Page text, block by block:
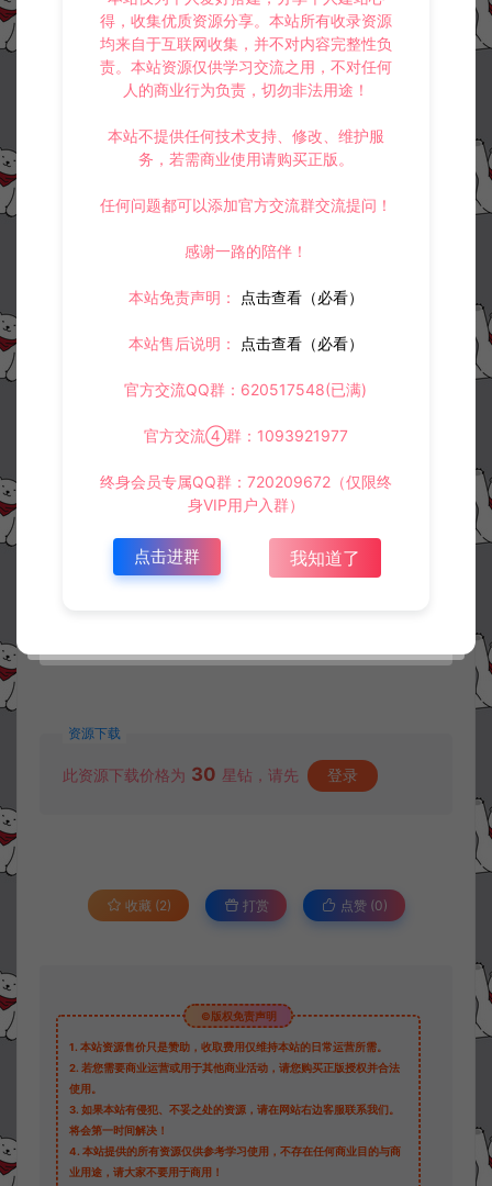
资源下载
此资源下载价格为 30 星钻，请先 登录
收藏 (2) 打赏 点赞 (0)
©版权免责声明
1. 本站资源售价只是赞助，收取费用仅维持本站的日常运营所需。
2. 若您需要商业运营或用于其他商业活动，请您购买正版授权并合法
使用。
3. 如果本站有侵犯、不妥之处的资源，请在网站右边客服联系我们。
将会第一时间解决！
4. 本站提供的所有资源仅供参考学习使用，不存在任何商业目的与商
业用途，请大家不要用于商用！
得，收集优质资源分享。本站所有收录资源
均来自于互联网收集，并不对内容完整性负
责。本站资源仅供学习交流之用，不对任何
人的商业行为负责，切勿非法用途！
本站不提供任何技术支持、修改、维护服
务，若需商业使用请购买正版。
任何问题都可以添加官方交流群交流提问！
感谢一路的陪伴！
本站免责声明： 点击查看（必看）
本站售后说明： 点击查看（必看）
官方交流QQ群：620517548(已满)
官方交流④群：1093921977
终身会员专属QQ群：720209672（仅限终
身VIP用户入群）
点击进群 我知道了